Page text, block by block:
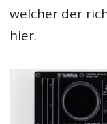
welcher der
hier.